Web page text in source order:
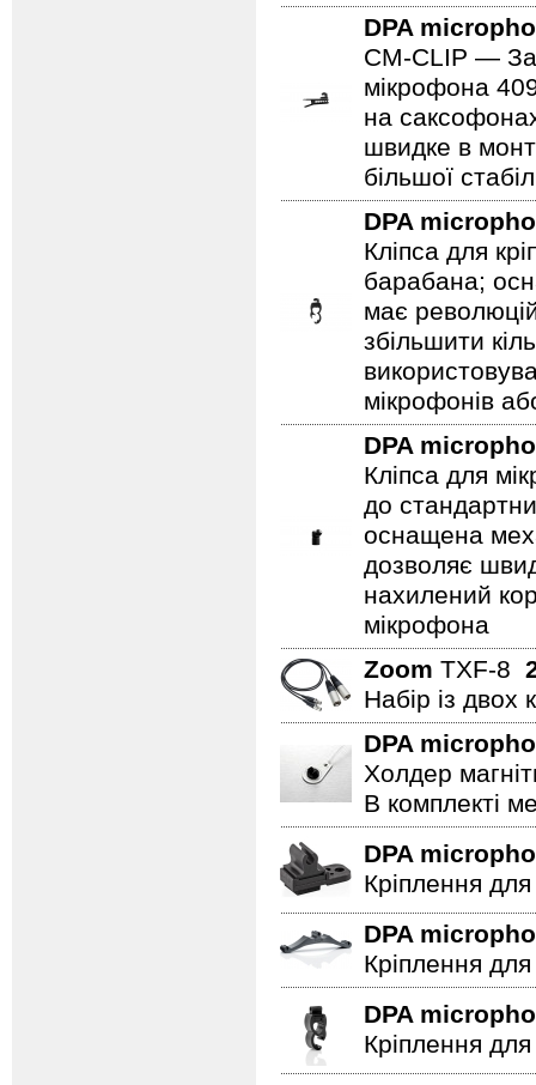
DPA
CM-CLIP —
мікрофона
на
швидке в
більшої
DPA
Кліпса для
барабана;
має
збільшити
мікрофонів
DPA
Кліпса для
до
оснащена
дозволяє
нахилений
мікрофона
Zoom TXF-8
Набір із двох
DPA
Холдер
В комплекті
DPA
Кріплення
DPA
Кріплення
DPA
Кріплення